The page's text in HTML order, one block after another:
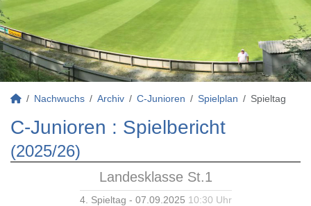
Nachwuchs Archiv C-Junioren Spielplan Spieltag
C-Junioren : Spielbericht
(2025/26)
Landesklasse St.1
4. Spieltag - 07.09.2025 10:30 Uhr